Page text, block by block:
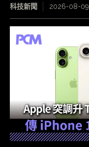
科技新聞 2026-08-09